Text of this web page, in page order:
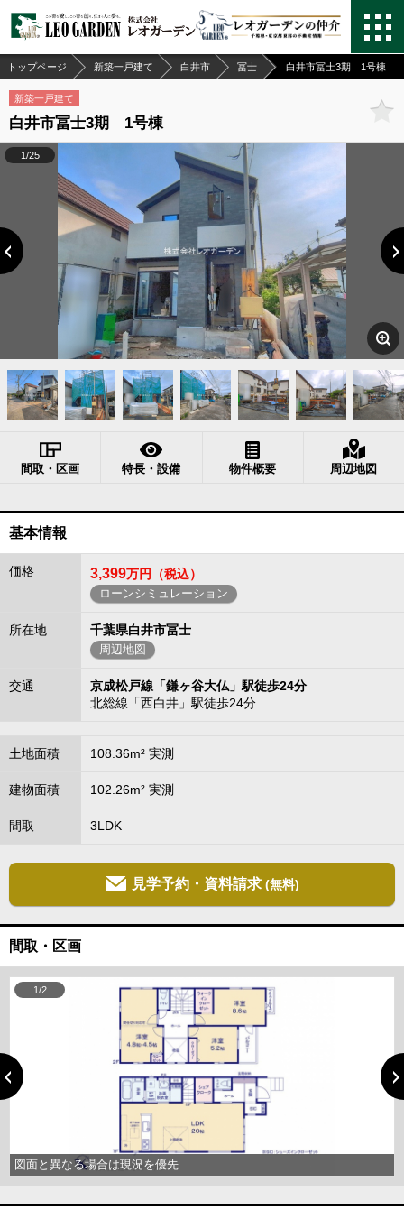
トップページ 新築一戸建て 白井市 冨士 白井市冨士3期 1号棟
新築一戸建て
白井市冨士3期 1号棟
1/25
間取・区画 特長・設備 物件概要 周辺地図
基本情報
価格 3,399万円（税込）
ローンシミュレーション
所在地 千葉県白井市冨士
周辺地図
交通
京成松戸線「鎌ヶ谷大仏」駅徒歩24分
北総線「西白井」駅徒歩24分
土地面積 108.36m² 実測
建物面積 102.26m² 実測
間取 3LDK
見学予約・資料請求 (無料)
間取・区画
図面と異なる場合は現況を優先
1/2